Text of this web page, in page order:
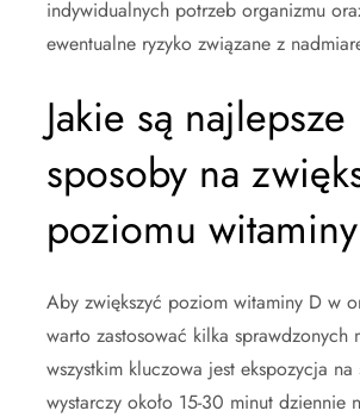
indywidualnych potrzeb organizmu
ewentualne ryzyko związane z
Jakie są najlepsze
sposoby na
poziomu
Aby zwiększyć poziom witaminy D w
warto zastosować kilka sprawdzonych
wszystkim kluczowa jest ekspozycja na
wystarczy około 15-30 minut dziennie